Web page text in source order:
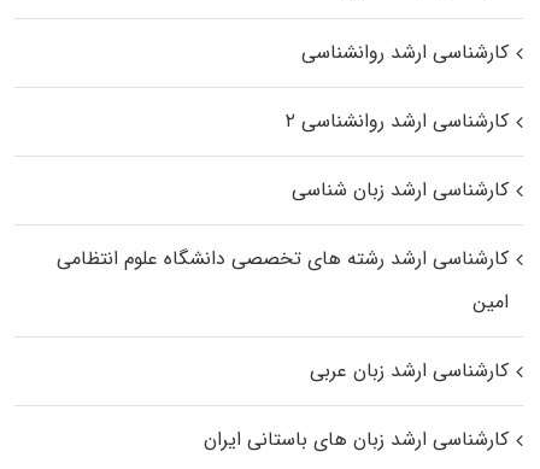
کارشناسی ارشد روانشناسی
کارشناسی ارشد روانشناسی ۲
کارشناسی ارشد زبان شناسی
کارشناسی ارشد رﺷﺘﻪ ﻫﺎی تخصصی داﻧﺸﮕﺎه ﻋﻠﻮم انتظامی
اﻣﻴﻦ
کارشناسی ارشد زبان عربی
کارشناسی ارشد زبان‌ های باستانی ایران